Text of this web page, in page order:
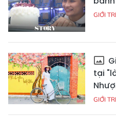
GIỚI
tại
GIỚI